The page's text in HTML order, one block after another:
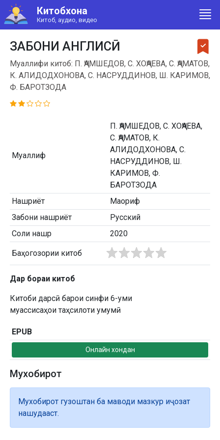
Китобхона
Китоб, аудио, видео
ЗАБОНИ АНГЛИСӢ
Муаллифи китоб: П. ҶАМШЕДОВ, С. ХОҶАЕВА, С. ҶАМАТОВ,
К. АЛИДОДХОНОВА, С. НАСРУДДИНОВ, Ш. КАРИМОВ,
Ф. БАРОТЗОДА
Муаллиф
П. ҶАМШЕДОВ, С. ХОҶАЕВА,
С. ҶАМАТОВ, К.
АЛИДОДХОНОВА, С.
НАСРУДДИНОВ, Ш.
КАРИМОВ, Ф.
БАРОТЗОДА
Нашриёт
Маориф
Забони нашриёт
Русский
Соли нашр
2020
Баҳогозории китоб
Дар бораи китоб
Китоби дарсӣ барои синфи 6-уми
муассисаҳои таҳсилоти умумӣ
EPUB
Онлайн хондан
Мухобирот
Мухобирот гузоштан ба маводи мазкур иҷозат
нашудааст.